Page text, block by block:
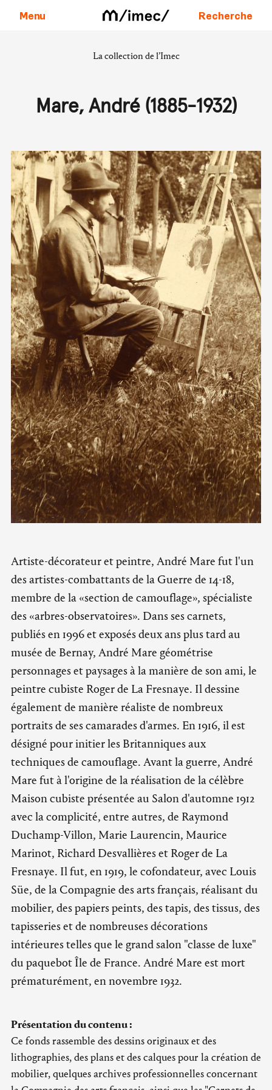
Menu Recherche
La collection de l’Imec
Mare, André (1885-1932)
Artiste-décorateur et peintre, André Mare fut l'un
des artistes-combattants de la Guerre de 14-18,
membre de la «section de camouflage», spécialiste
des «arbres-observatoires». Dans ses carnets,
publiés en 1996 et exposés deux ans plus tard au
musée de Bernay, André Mare géométrise
personnages et paysages à la manière de son ami, le
peintre cubiste Roger de La Fresnaye. Il dessine
également de manière réaliste de nombreux
portraits de ses camarades d'armes. En 1916, il est
désigné pour initier les Britanniques aux
techniques de camouflage. Avant la guerre, André
Mare fut à l'origine de la réalisation de la célèbre
Maison cubiste présentée au Salon d'automne 1912
avec la complicité, entre autres, de Raymond
Duchamp-Villon, Marie Laurencin, Maurice
Marinot, Richard Desvallières et Roger de La
Fresnaye. Il fut, en 1919, le cofondateur, avec Louis
Süe, de la Compagnie des arts français, réalisant du
mobilier, des papiers peints, des tapis, des tissus, des
tapisseries et de nombreuses décorations
intérieures telles que le grand salon "classe de luxe"
du paquebot Île de France. André Mare est mort
prématurément, en novembre 1932.
Présentation du contenu :
Ce fonds rassemble des dessins originaux et des
lithographies, des plans et des calques pour la création de
mobilier, quelques archives professionnelles concernant